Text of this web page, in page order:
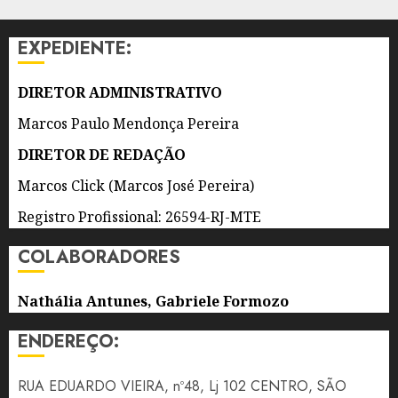
AGOSTO
DE 2026
0
EXPEDIENTE:
DIRETOR ADMINISTRATIVO
Marcos Paulo Mendonça Pereira
DIRETOR DE REDAÇÃO
Marcos Click (Marcos José Pereira)
Registro Profissional: 26594-RJ-MTE
COLABORADORES
Nathália Antunes, Gabriele Formozo
ENDEREÇO:
RUA EDUARDO VIEIRA, nº48, Lj 102 CENTRO, SÃO